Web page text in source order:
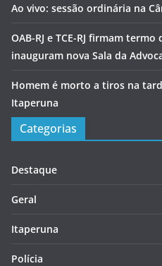
Ao vivo: sessão ordinária na
OAB-RJ e TCE-RJ firmam
inauguram nova Sala da
Homem é morto a tiros na
Itaperuna
Categorias
Destaque
Geral
Itaperuna
Polícia